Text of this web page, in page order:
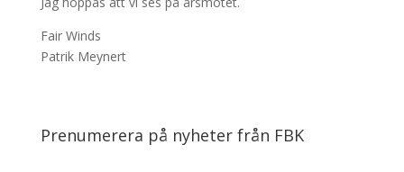
Fair Winds
Patrik Meynert
Prenumerera på nyheter från FBK